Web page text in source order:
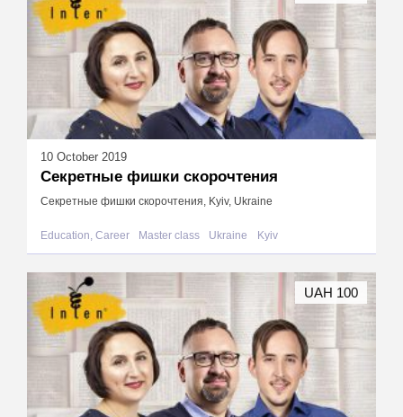
10 October 2019
Секретные фишки скорочтения
Секретные фишки скорочтения, Kyiv, Ukraine
Education, Career Master class Ukraine Kyiv
UAH 100